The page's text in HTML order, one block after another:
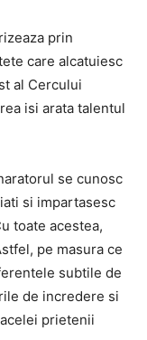
prin
care alcatuiesc
al Cercului
isi arata talentul
se cunosc
si impartasesc
toate acestea,
pe masura ce
subtile de
de incredere si
prietenii